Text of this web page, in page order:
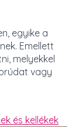
egyike a
Emellett
melyekkel
vagy
és kellékek